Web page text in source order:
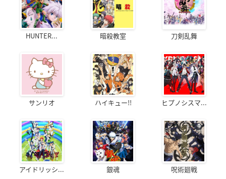
HUNTER... 暗殺教室 刀剣乱舞
サンリオ ハイキュー!! ヒプノシスマ...
アイドリッシ... 銀魂 呪術廻戦